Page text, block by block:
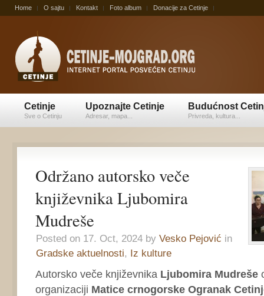
Home O sajtu Kontakt Foto album Donacije za Cetinje
Cetinje
Sve o Cetinju
Upoznajte Cetinje
Adresar, mapa...
Budućnost
Privreda, kultura...
Održano autorsko veče
književnika Ljubomira
Mudreše
Posted on 17. Oct, 2024 by Vesko Pejović in
Gradske aktuelnosti, Iz kulture
Autorsko veče književnika Ljubomira Mudreše
organizaciji Matice crnogorske Ogranak